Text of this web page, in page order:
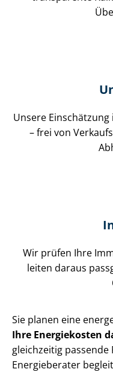
Unsere
– frei von
Wir prüfen Ihre
leiten daraus
Sie planen eine
Ihre Energiekosten
gleichzeitig
Energieberater